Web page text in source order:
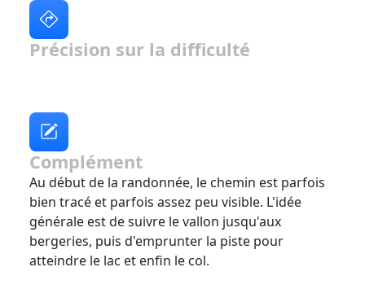
Précision sur la difficulté
Complément
Au début de la randonnée, le chemin est parfois
bien tracé et parfois assez peu visible. L'idée
générale est de suivre le vallon jusqu'aux
bergeries, puis d'emprunter la piste pour
atteindre le lac et enfin le col.